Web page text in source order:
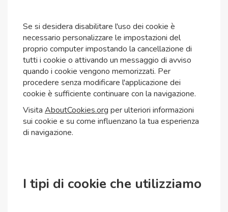
Se si desidera disabilitare l'uso dei cookie è
necessario personalizzare le impostazioni del
proprio computer impostando la cancellazione di
tutti i cookie o attivando un messaggio di avviso
quando i cookie vengono memorizzati. Per
procedere senza modificare l'applicazione dei
cookie è sufficiente continuare con la navigazione.
Visita AboutCookies.org per ulteriori informazioni
sui cookie e su come influenzano la tua esperienza
di navigazione.
I tipi di cookie che utilizziamo